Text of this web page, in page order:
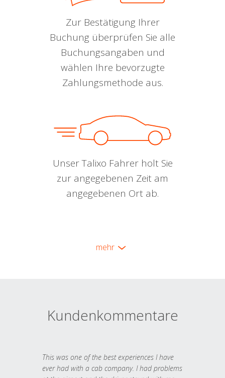
Zur Bestätigung Ihrer
Buchung überprüfen Sie alle
Buchungsangaben und
wählen Ihre bevorzugte
Zahlungsmethode aus.
Unser Talixo Fahrer holt Sie
zur angegebenen Zeit am
angegebenen Ort ab.
mehr
Kundenkommentare
This was one of the best experiences I have
ever had with a cab company. I had problems